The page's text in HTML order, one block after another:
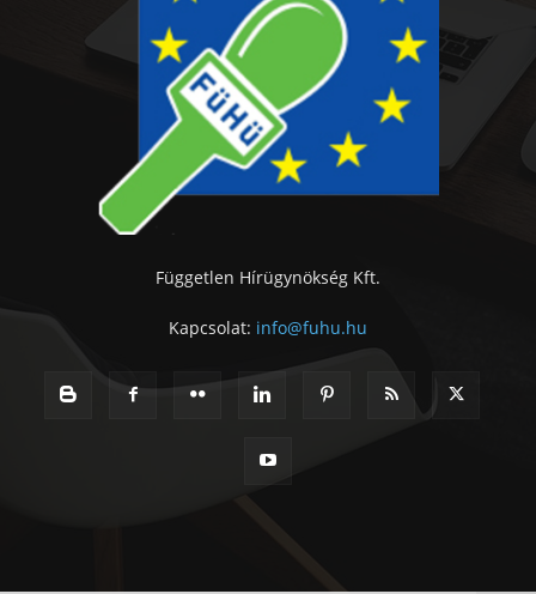
Független Hírügynökség Kft.
Kapcsolat: info@fuhu.hu